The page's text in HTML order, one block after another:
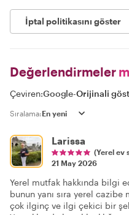
İptal politikasını göster
Değerlendirmeler
Çeviren:Google-Orijinali
Sıralama:
Larissa
(Yerel ev
21 May 2026
Yerel mutfak hakkında bilgi
bunun yanı sıra yerel
çok ilginç ve ilgi çekici bir